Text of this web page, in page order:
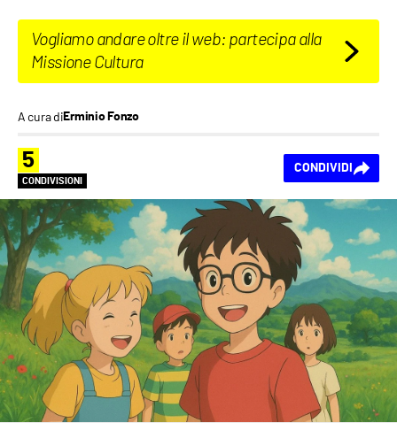
Vogliamo andare oltre il web: partecipa alla
Missione Cultura
A cura diErminio Fonzo
5
CONDIVISIONI
CONDIVIDI